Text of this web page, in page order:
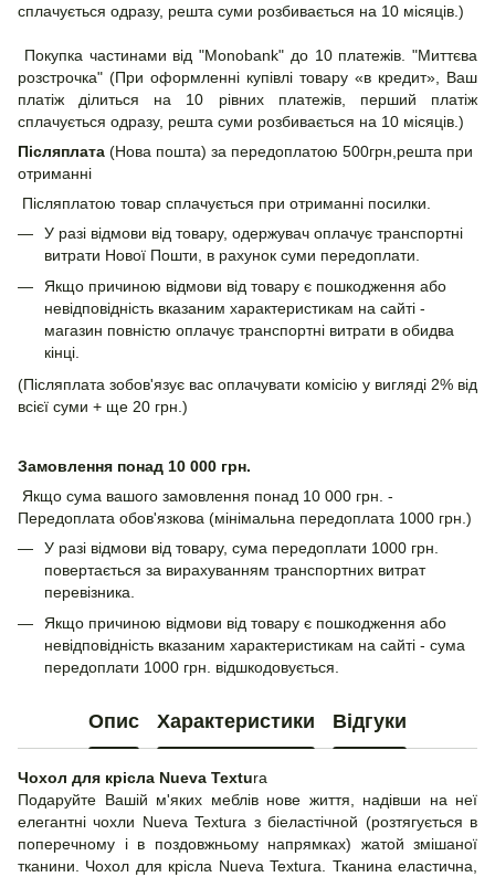
сплачується одразу, решта суми розбивається на 10 місяців.)
Покупка частинами від "Monobank" до 10 платежів. "Миттєва
розстрочка" (При оформленні купівлі товару «в кредит», Ваш
платіж ділиться на 10 рівних платежів, перший платіж
сплачується одразу, решта суми розбивається на 10 місяців.)
Післяплата (Нова пошта) за передоплатою 500грн,решта при
отриманні
Післяплатою товар сплачується при отриманні посилки.
У разі відмови від товару, одержувач оплачує транспортні
витрати Нової Пошти, в рахунок суми передоплати.
Якщо причиною відмови від товару є пошкодження або
невідповідність вказаним характеристикам на сайті -
магазин повністю оплачує транспортні витрати в обидва
кінці.
(Післяплата зобов'язує вас оплачувати комісію у вигляді 2% від
всієї суми + ще 20 грн.)
Замовлення понад 10 000 грн.
Якщо сума вашого замовлення понад 10 000 грн. -
Передоплата обов'язкова (мінімальна передоплата 1000 грн.)
У разі відмови від товару, сума передоплати 1000 грн.
повертається за вирахуванням транспортних витрат
перевізника.
Якщо причиною відмови від товару є пошкодження або
невідповідність вказаним характеристикам на сайті - сума
передоплати 1000 грн. відшкодовується.
Опис Характеристики Відгуки
Чохол для крісла Nueva Textura
Подаруйте Вашій м'яких меблів нове життя, надівши на неї
елегантні чохли Nueva Textura з біеластічной (розтягується в
поперечному і в поздовжньому напрямках) жатой змішаної
тканини. Чохол для крісла Nueva Textura. Тканина еластична,